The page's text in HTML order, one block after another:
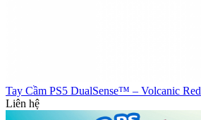
Tay Cầm PS5 DualSense™ – Volcanic Red
Liên hệ